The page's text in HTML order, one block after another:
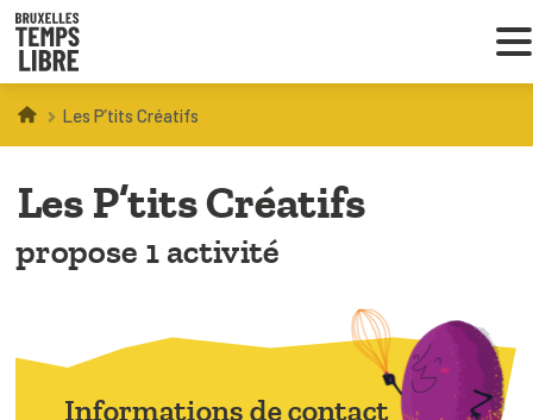
Infos parents
Droit au loisir
Coordinations ATL
VOUS CHERCHEZ DES ACTIVITÉS
À BRUXELLES
Les P’tits Créatifs
Les P’tits Créatifs
propose 1 activité
Informations de contact